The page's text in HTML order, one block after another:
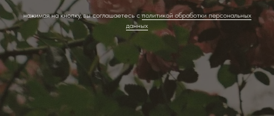
нажимая на кнопку, вы соглашаетесь сполитикой обработки персональных
данных